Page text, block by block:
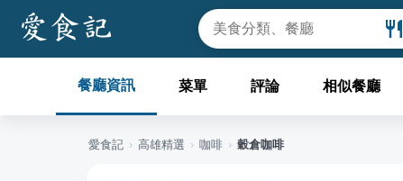
餐廳資訊 菜單 評論 相似餐廳
愛食記 › 高雄精選 › 咖啡 › 穀倉咖啡